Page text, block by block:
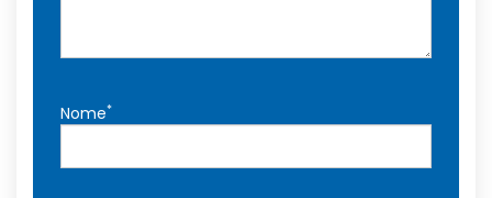
Nome*